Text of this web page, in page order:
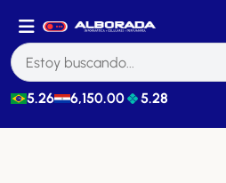
5.26 6,150.00 5.28